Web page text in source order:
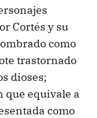
Cortés y su
como
trastornado
dioses;
que equivale a
como